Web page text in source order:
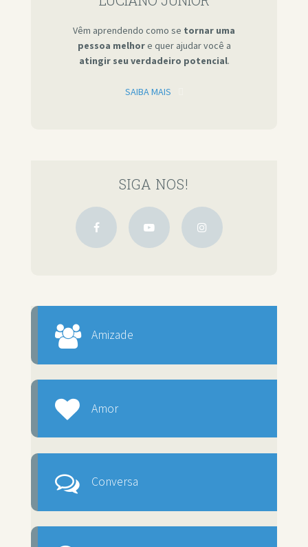
Vêm aprendendo como se tornar uma
pessoa melhore quer ajudar você a
atingir seu verdadeiro potencial.
SAIBA MAIS
SIGA NOS!
Amizade
Amor
Conversa